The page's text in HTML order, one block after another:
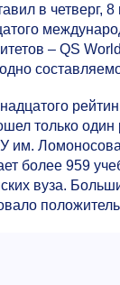
в четверг,
‒ QS
только один
им.
более 959
вуза.